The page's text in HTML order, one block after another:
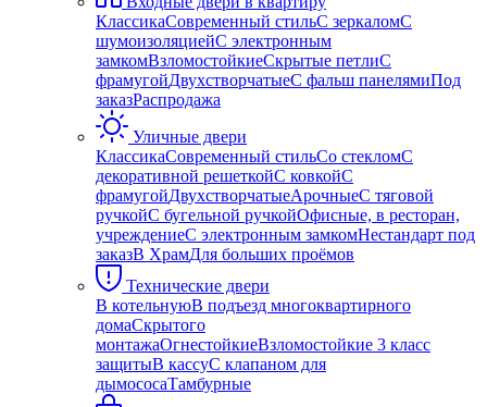
КлассикаСовременный стильС зеркаломС
шумоизоляциейС электронным
замкомВзломостойкиеСкрытые петлиС
фрамугойДвухстворчатыеС фальш панелямиПод
заказРаспродажа
Уличные двери
КлассикаСовременный стильСо стекломС
декоративной решеткойС ковкойС
фрамугойДвухстворчатыеАрочныеС тяговой
ручкойС бугельной ручкойОфисные, в ресторан,
учреждениеС электронным замкомНестандарт под
заказВ ХрамДля больших проёмов
Технические двери
В котельнуюВ подъезд многоквартирного
домаСкрытого
монтажаОгнестойкиеВзломостойкие 3 класс
защитыВ кассуС клапаном для
дымососаТамбурные